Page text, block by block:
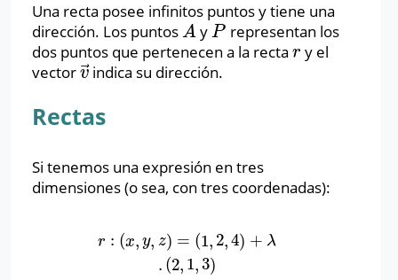
Una recta posee infinitos puntos y tiene una
dirección. Los puntos A
A yP
P representan los
dos puntos que pertenecen a la recta r
r y el
vector v⃗
v→
indica su dirección.
Rectas
Si tenemos una expresión en tres
dimensiones (o sea, con tres coordenadas):
r : (x, y, z) = (1, 2, 4) + λ
. (2, 1,3)
r:(x,y,z )=(1,2 4)+ λ.(2,1 3)